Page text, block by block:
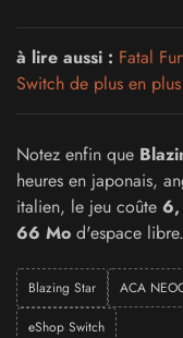
à lire aussi : Fatal
Switch de plus en
Notez enfin que
heures en japonais,
italien, le jeu coûte
66 Mo d'espace libre.
Blazing Star ACA
eShop Switch